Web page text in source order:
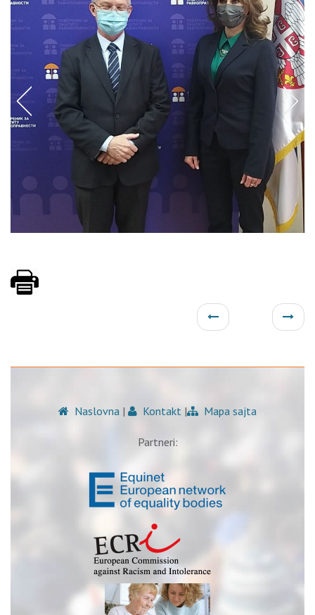
Naslovna | Kontakt | Mapa sajta
Partneri: